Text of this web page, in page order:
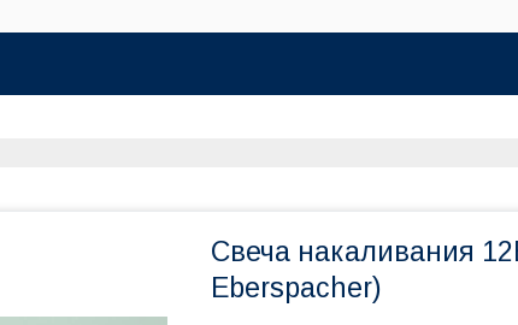
Свеча накаливания
Eberspacher)